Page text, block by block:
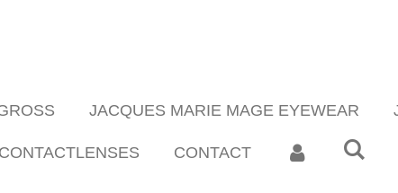
JACQUES MARIE MAGE EYEWEAR
CONTACTLENSES CONTACT